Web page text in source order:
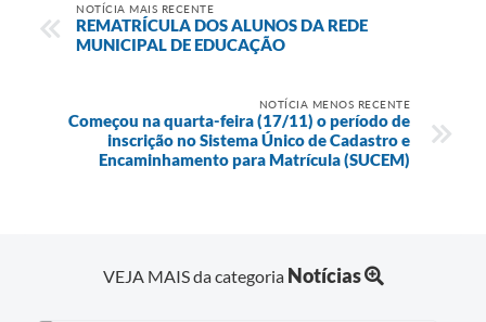
NOTÍCIA MAIS RECENTE
REMATRÍCULA DOS ALUNOS DA REDE
MUNICIPAL DE EDUCAÇÃO
NOTÍCIA MENOS RECENTE
Começou na quarta-feira (17/11) o período de
inscrição no Sistema Único de Cadastro e
Encaminhamento para Matrícula (SUCEM)
VEJA MAIS da categoria Notícias